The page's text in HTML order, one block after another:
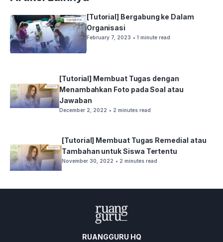
[Tutorial] Bergabung ke Dalam
Organisasi
February 7, 2023 • 1 minute read
[Tutorial] Membuat Tugas dengan
Menambahkan Foto pada Soal atau
Jawaban
December 2, 2022 • 2 minutes read
[Tutorial] Membuat Tugas Remedial atau
Tambahan untuk Siswa Tertentu
November 30, 2022 • 2 minutes read
RUANGGURU HQ